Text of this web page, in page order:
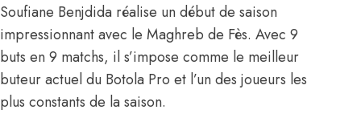
Soufiane Benjdida réalise un début de saison
impressionnant avec le Maghreb de Fès. Avec 9
buts en 9 matchs, il s’impose comme le meilleur
buteur actuel du Botola Pro et l’un des joueurs les
plus constants de la saison.